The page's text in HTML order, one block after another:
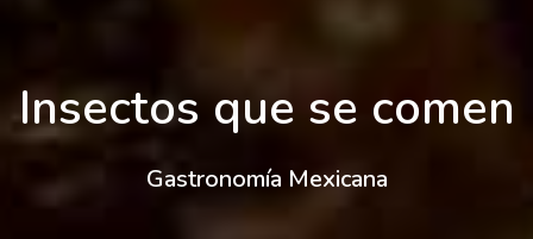
Insectos que se comen
Gastronomía Mexicana